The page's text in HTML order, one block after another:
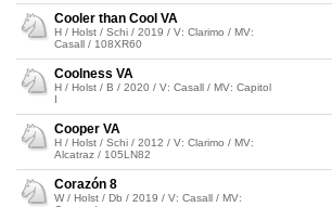
Cooler than Cool VA
H / Holst / Schi / 2019 / V: Clarimo / MV:
Casall / 108XR60
Coolness VA
H / Holst / B / 2020 / V: Casall / MV: Capitol
I
Cooper VA
H / Holst / Schi / 2012 / V: Clarimo / MV:
Alcatraz / 105LN82
Corazón 8
W / Holst / Db / 2019 / V: Casall / MV: